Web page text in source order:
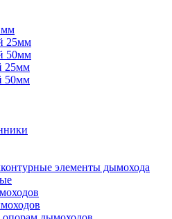
мм
25мм
50мм
25мм
50мм
элементы дымохода